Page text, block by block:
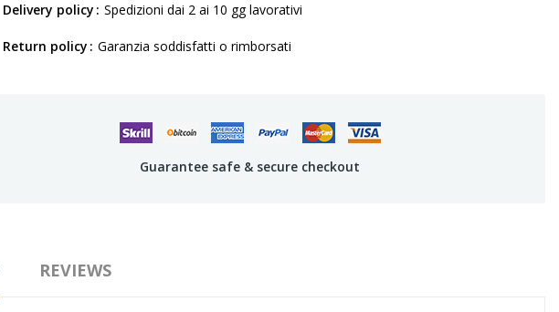
Delivery policy Spedizioni dai 2 ai 10 gg lavorativi
Return policy Garanzia soddisfatti o rimborsati
Guarantee safe & secure checkout
REVIEWS